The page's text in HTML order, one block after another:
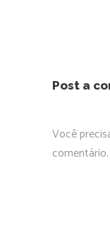
Post a
Você
comentário.